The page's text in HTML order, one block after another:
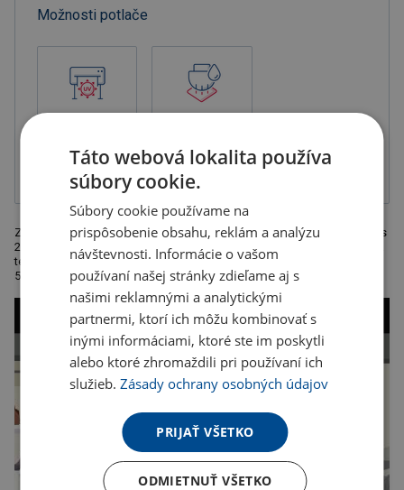
Možnosti potlače
farba, balené v
sáčku
Zásobník s farebnými poznámkovými lístkami , 2 poznámkové bločky s
200 listami, lepiace lístky v 6 farbách, priehradky na vizitky. Odporúčaná
technológia potlače: tampónová T2, laser L2 Maximálna veľkosť tlače:
50 x 20 mm Rozmery: 13 x 10,3 x 2,3 cm Kartó
Táto webová lokalita používa
súbory cookie.
Súbory cookie používame na
prispôsobenie obsahu, reklám a analýzu
návštevnosti. Informácie o vašom
používaní našej stránky zdieľame aj s
našimi reklamnými a analytickými
partnermi, ktorí ich môžu kombinovať s
inými informáciami, ktoré ste im poskytli
alebo ktoré zhromaždili pri používaní ich
služieb.Zásady ochrany osobných údajov
PRIJAŤ VŠETKO
ODMIETNUŤ VŠETKO